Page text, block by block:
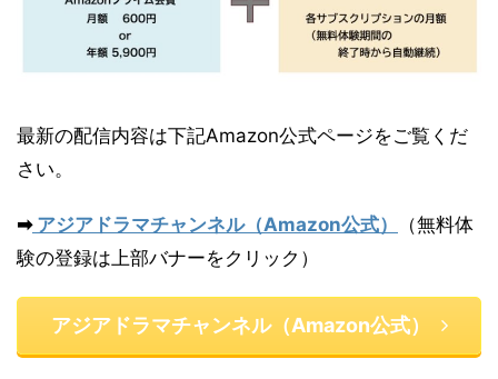
最新の配信内容は下記Amazon公式ページをご覧くだ
さい。
➡アジアドラマチャンネル（Amazon公式）
（無料体
験の登録は上部バナーをクリック）
アジアドラマチャンネル（Amazon公式）